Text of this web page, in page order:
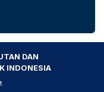
DAN
INDONESIA